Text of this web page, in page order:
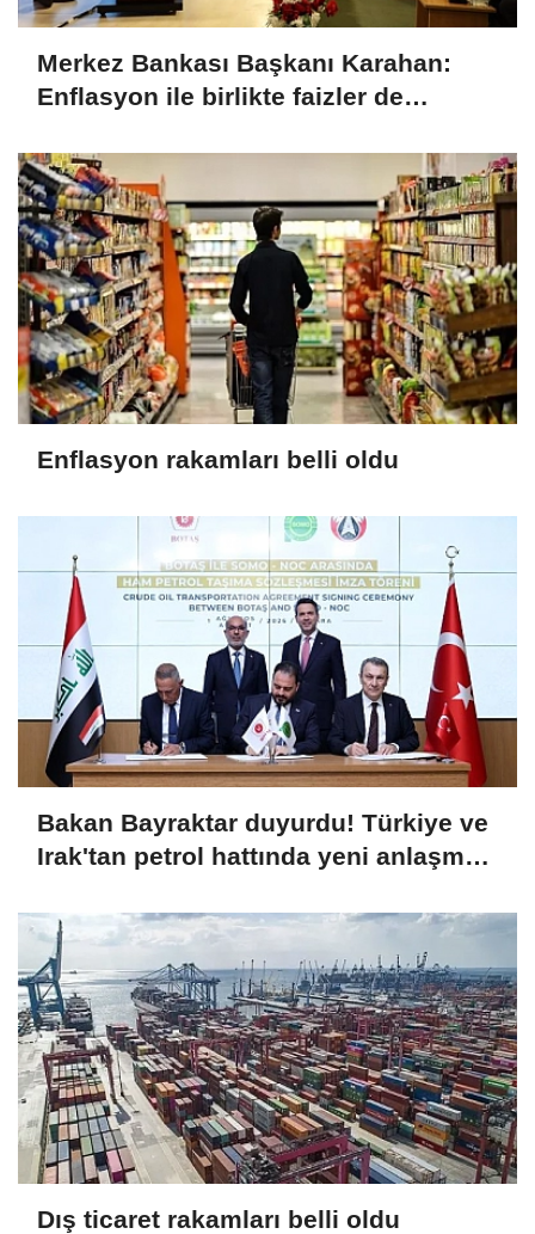
Merkez Bankası Başkanı Karahan:
Enflasyon ile birlikte faizler de
Enflasyon rakamları belli oldu
Bakan Bayraktar duyurdu! Türkiye ve
Irak'tan petrol hattında yeni anlaşma
Dış ticaret rakamları belli oldu